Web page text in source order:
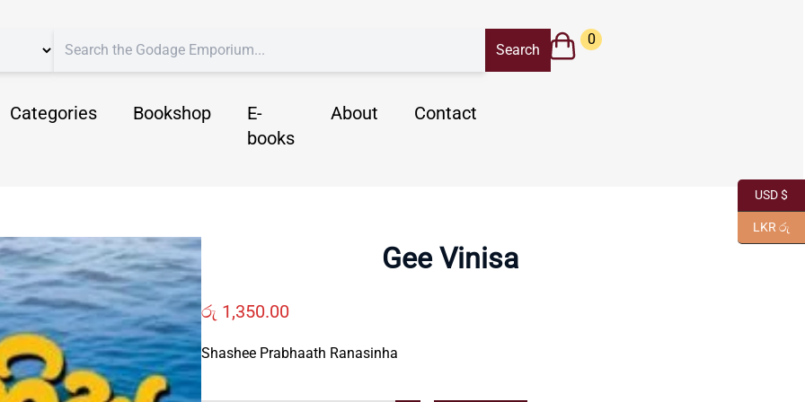
Categories Bookshop
E-
books
About Contact
0
Gee Vinisa
රු 1,350.00
Shashee Prabhaath Ranasinha
USD $
LKR රු